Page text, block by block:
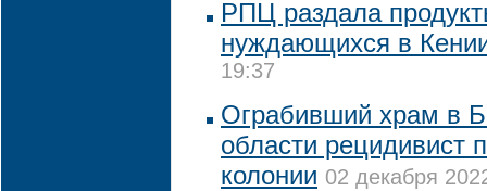
РПЦ раздала
нуждающихся в
19:37
Ограбивший храм в
области рецидивист
колонии 02 декабря